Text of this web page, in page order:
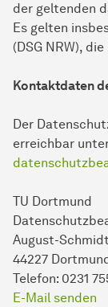
der geltenden
Es gelten
(DSG NRW),
Kontaktdaten
Der
erreichbar
TU Dortmund
August-
44227
Telefon: 0231
E-Mail senden